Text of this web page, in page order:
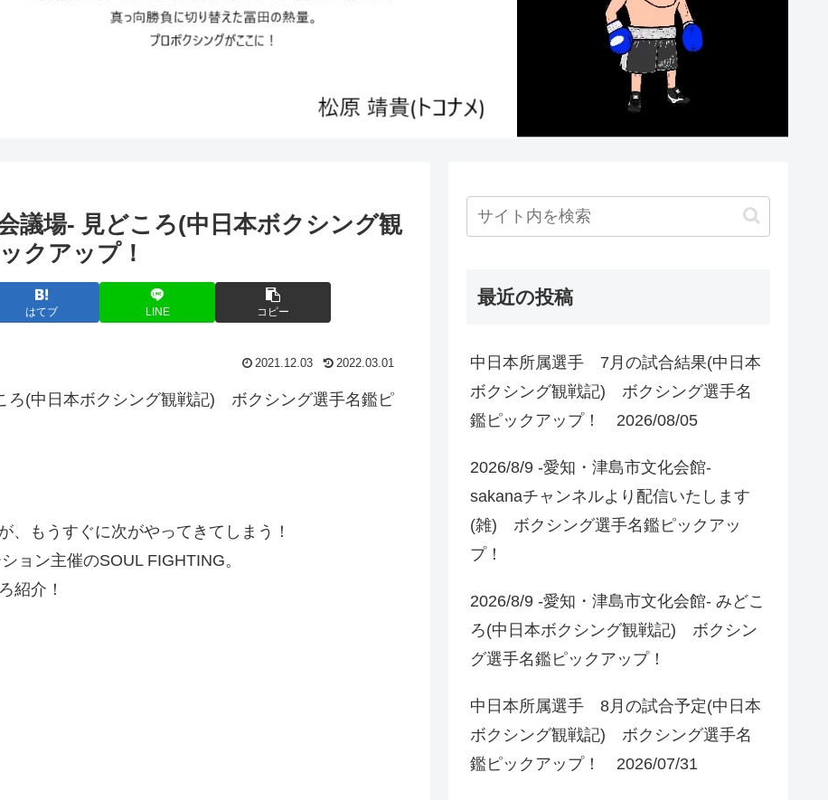
議場- 見どころ(中日本ボクシング観
クアップ！
はてブ LINE コピー
2021.12.03 2022.03.01
ろ(中日本ボクシング観戦記) ボクシング選手名鑑ピ
、もうすぐに次がやってきてしまう！
ョン主催のSOUL FIGHTING。
紹介！
最近の投稿
中日本所属選手 7月の試合結果(中日本
ボクシング観戦記) ボクシング選手名
鑑ピックアップ！ 2026/08/05
2026/8/9 -愛知・津島市文化会館-
sakanaチャンネルより配信いたします
(雑) ボクシング選手名鑑ピックアッ
プ！
2026/8/9 -愛知・津島市文化会館- みどこ
ろ(中日本ボクシング観戦記) ボクシン
グ選手名鑑ピックアップ！
中日本所属選手 8月の試合予定(中日本
ボクシング観戦記) ボクシング選手名
鑑ピックアップ！ 2026/07/31